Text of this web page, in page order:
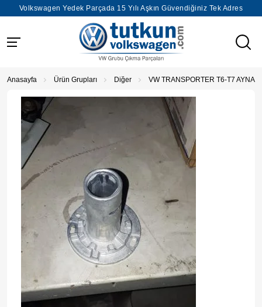
Volkswagen Yedek Parçada 15 Yılı Aşkın Güvendiğiniz Tek Adres
Anasayfa Ürün Grupları Diğer VW TRANSPORTER T6-T7 AYNA